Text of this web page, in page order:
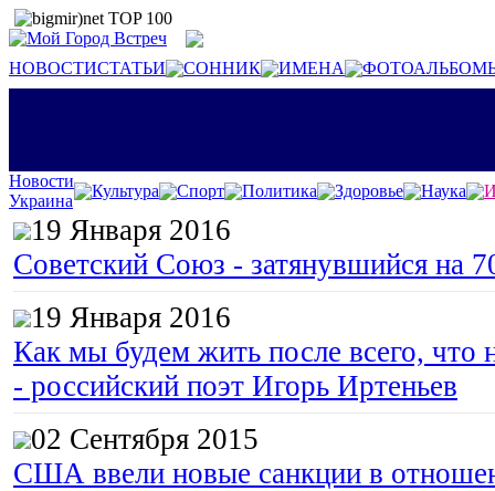
НОВОСТИСТАТЬИ СОННИК ИМЕНА
Новости
Украина
Культура Спорт Политика Здоровье Наука
19 Января 2016
Советский Союз - затянувшийся на
19 Января 2016
Как мы будем жить после всего, что
- российский поэт Игорь Иртеньев
02 Сентября 2015
США ввели новые санкции в